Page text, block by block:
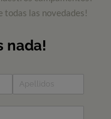
todas las novedades!